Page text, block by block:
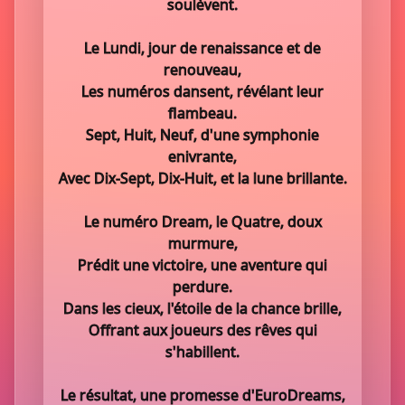
soulèvent.
Le Lundi, jour de renaissance et de
renouveau,
Les numéros dansent, révélant leur
flambeau.
Sept, Huit, Neuf, d'une symphonie
enivrante,
Avec Dix-Sept, Dix-Huit, et la lune brillante.
Le numéro Dream, le Quatre, doux
murmure,
Prédit une victoire, une aventure qui
perdure.
Dans les cieux, l'étoile de la chance brille,
Offrant aux joueurs des rêves qui
s'habillent.
Le résultat, une promesse d'EuroDreams,